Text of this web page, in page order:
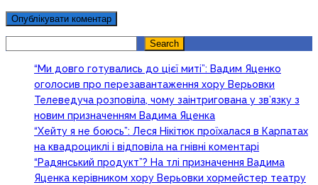
Search
“Ми довго готувались до цієї миті”: Вадим Яценко
оголосив про перезавантаження хору Верьовки
Телеведуча розповіла, чому заінтригована у зв’язку з
новим призначенням Вадима Яценка
“Хейту я не боюсь”: Леся Нікітюк проїхалася в Карпатах
на квадроциклі і відповіла на гнівні коментарі
“Радянський продукт”? На тлі призначення Вадима
Яценка керівником хору Верьовки хормейстер театру